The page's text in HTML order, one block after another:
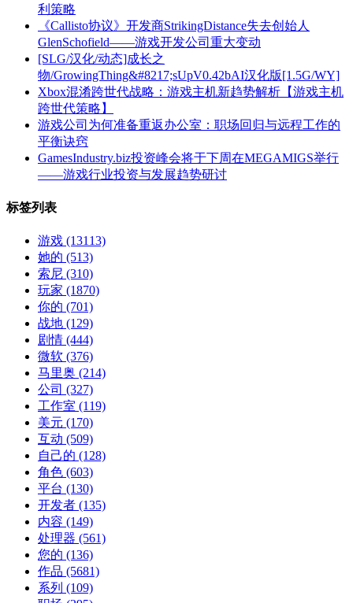
利策略
《Callisto协议》开发商StrikingDistance失去创始人
GlenSchofield——游戏开发公司重大变动
[SLG/汉化/动态]成长之
物/GrowingThing&#8217;sUpV0.42bAI汉化版[1.5G/WY]
Xbox混淆跨世代战略：游戏主机新趋势解析【游戏主机
跨世代策略】
游戏公司为何准备重返办公室：职场回归与远程工作的
平衡诀窍
GamesIndustry.biz投资峰会将于下周在MEGAMIGS举行
——游戏行业投资与发展趋势研讨
标签列表
游戏 (13113)
她的 (513)
索尼 (310)
玩家 (1870)
你的 (701)
战地 (129)
剧情 (444)
微软 (376)
马里奥 (214)
公司 (327)
工作室 (119)
美元 (170)
互动 (509)
自己的 (128)
角色 (603)
平台 (130)
开发者 (135)
内容 (149)
处理器 (561)
您的 (136)
作品 (5681)
系列 (109)